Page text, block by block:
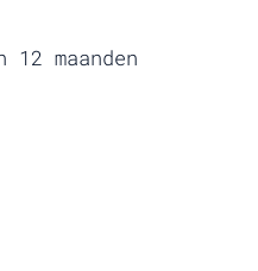
maanden